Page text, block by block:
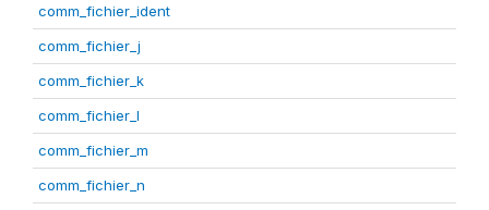
comm_fichier_ident
comm_fichier_j
comm_fichier_k
comm_fichier_l
comm_fichier_m
comm_fichier_n